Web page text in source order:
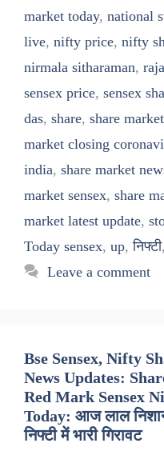
market today, national
live, nifty price, nifty
nirmala sitharaman,
sensex price, sensex
das, share, share market
market closing
india, share market
market sensex, share
market latest update,
Today sensex, up,निफ्टी
Leave a comment
Bse Sensex, Nifty
News Updates:
Red Mark Sensex
Today: आज लाल
निफ्टी में भारी गिरावट